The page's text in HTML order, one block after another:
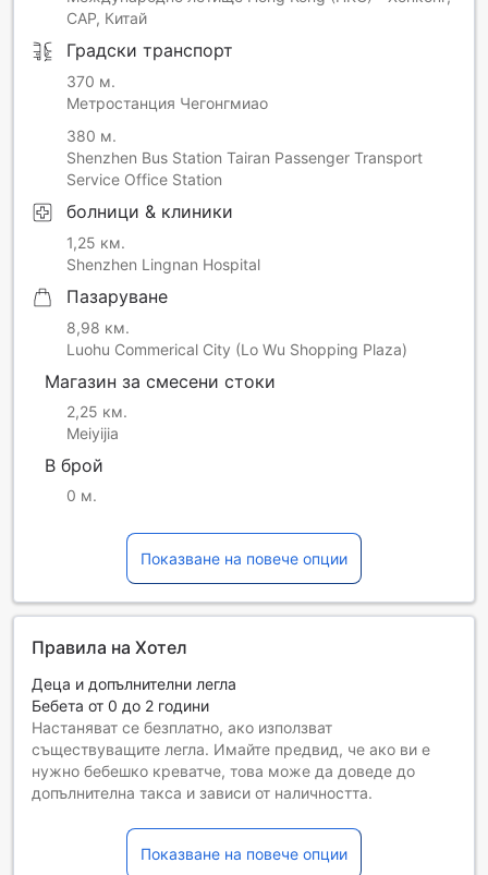
САР, Китай
Градски транспорт
370 м.
Метростанция Чегонгмиао
380 м.
Shenzhen Bus Station Tairan Passenger Transport
Service Office Station
болници & клиники
1,25 км.
Shenzhen Lingnan Hospital
Пазаруване
8,98 км.
Luohu Commerical City (Lo Wu Shopping Plaza)
Магазин за смесени стоки
2,25 км.
Meiyijia
В брой
0 м.
Показване на повече опции
Правила на Хотел
Деца и допълнителни легла
Бебета от 0 до 2 години
Настаняват се безплатно, ако използват
съществуващите легла. Имайте предвид, че ако ви е
нужно бебешко креватче, това може да доведе до
допълнителна такса и зависи от наличността.
Безплатен престой, ако се използват наличните легла.
Гостите, навършили {0} години, се считат за възрастни
Показване на повече опции